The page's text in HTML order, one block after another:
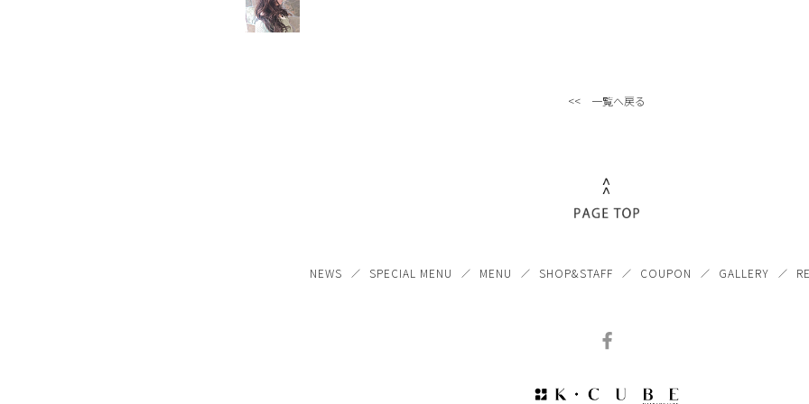
<< 一覧へ戻る
NEWS SPECIAL MENU MENU SHOP&STAFF COUPON GALLERY